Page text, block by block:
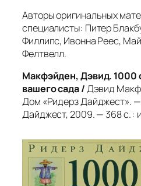
Авторы оригинальных
специалисты: Питер
Филлипс, Ивонна Реес,
Фелтвелл.
Макфэйден, Дэвид. 1000
вашего сада /Дэвид
Дом «Ридерз Дайджест».
Дайджест, 2009. — 368 с. :